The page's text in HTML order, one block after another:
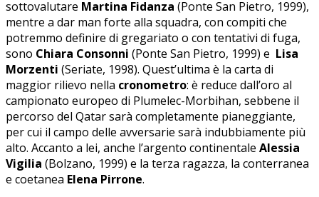
sottovalutare Martina Fidanza (Ponte San Pietro, 1999),
mentre a dar man forte alla squadra, con compiti che
potremmo definire di gregariato o con tentativi di fuga,
sono Chiara Consonni (Ponte San Pietro, 1999) e Lisa
Morzenti (Seriate, 1998). Quest’ultima è la carta di
maggior rilievo nella cronometro: è reduce dall’oro al
campionato europeo di Plumelec-Morbihan, sebbene il
percorso del Qatar sarà completamente pianeggiante,
per cui il campo delle avversarie sarà indubbiamente più
alto. Accanto a lei, anche l’argento continentale Alessia
Vigilia (Bolzano, 1999) e la terza ragazza, la conterranea
e coetanea Elena Pirrone.